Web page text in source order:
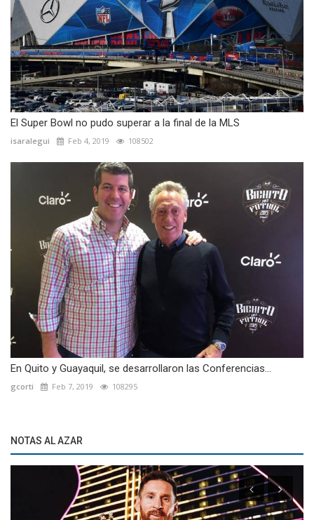
El Super Bowl no pudo superar a la final de la MLS
isaralegui Feb 4, 2019 108502
En Quito y Guayaquil, se desarrollaron las Conferencias...
gcorti Feb 7, 2019 108295
NOTAS AL AZAR